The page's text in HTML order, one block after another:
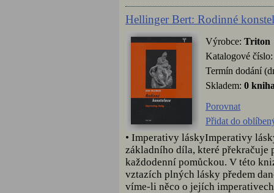
Hellinger Bert: Rodinné
Výrobce: Triton
Katalogové
Termín dodání
Skladem: 0
Porovnat
Přidat do
• Imperativy láskyImperativy
základního díla, které překračuje
každodenní pomůckou. V této
vztazích plných lásky předem
víme-li něco o jejích